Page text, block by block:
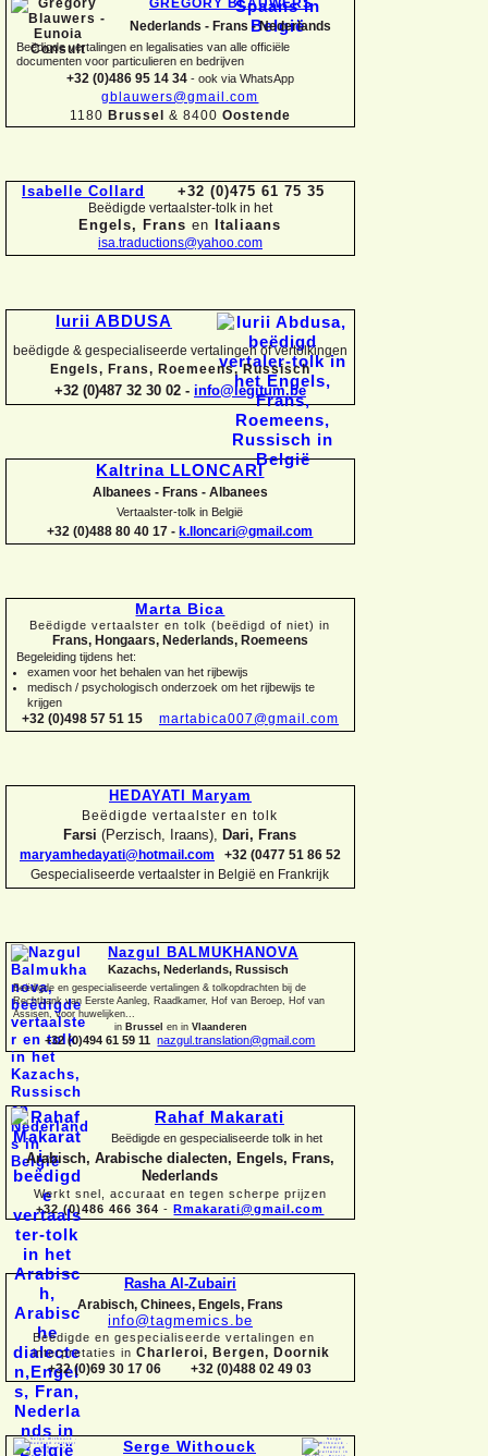
GREGORY BLAUWERS
Nederlands - Frans -Nederlands
Beëdigde vertalingen en legalisaties van alle officiële
documenten voor particulieren en bedrijven
+32 (0)486 95 14 34 - ook via WhatsApp
gblauwers@gmail.com
1180 Brussel & 8400 Oostende
Isabelle Collard +32 (0)475 61 75 35
Beëdigde vertaalster-tolk in het
Engels, Fransen Italiaans
isa.traductions@yahoo.com
Iurii ABDUSA
beëdigde & gespecialiseerde vertalingen of vertolkingen
Engels, Frans, Roemeens, Russisch
+32 (0)487 32 30 02 - info@legitum.be
Kaltrina LLONCARI
Albanees - Frans - Albanees
Vertaalster-tolk in België
+32 (0)488 80 40 17 - k.lloncari@gmail.com
Marta Bica
Beëdigde vertaalster en tolk (beëdigd of niet) in
Frans, Hongaars, Nederlands, Roemeens
Begeleiding tijdens het:
examen voor het behalen van het rijbewijs
medisch / psychologisch onderzoek om het rijbewijs te
krijgen
+32 (0)498 57 51 15 martabica007@gmail.com
HEDAYATI Maryam
Beëdigde vertaalster en tolk
Farsi(Perzisch, Iraans), Dari, Frans
maryamhedayati@hotmail.com
+32 (0477 51 86 52
Gespecialiseerde vertaalster in België en Frankrijk
Nazgul BALMUKHANOVA
Kazachs, Nederlands, Russisch
Beëdigde en gespecialiseerde vertalingen & tolkopdrachten bij de
Rechtbank van Eerste Aanleg, Raadkamer, Hof van Beroep, Hof van
Assisen, voor huwelijken...
in Brussel en inVlaanderen
+32 (0)494 61 59 11nazgul.translation@gmail.com
Rahaf Makarati
Beëdigde en gespecialiseerde tolk in het
Arabisch, Arabische dialecten, Engels, Frans,
Nederlands
Werkt snel, accuraat en tegen scherpe prijzen
+32 (0)486 466 364 - Rmakarati@gmail.com
Rasha Al-Zubairi
Arabisch, Chinees, Engels, Frans
info@tagmemics.be
Beëdigde en gespecialiseerde vertalingen en
interpretaties in Charleroi, Bergen, Doornik
+32 (0)69 30 17 06 +32 (0)488 02 49 03
Serge Withouck